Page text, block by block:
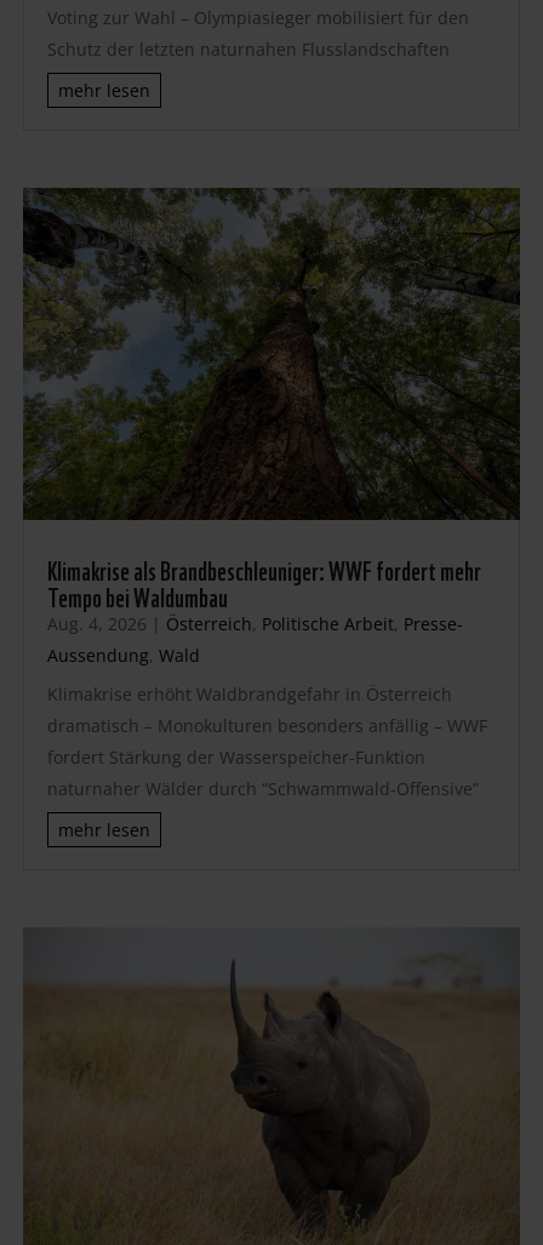
Voting zur Wahl – Olympiasieger mobilisiert für den
Schutz der letzten naturnahen Flusslandschaften
mehr lesen
Klimakrise als Brandbeschleuniger: WWF fordert mehr
Tempo bei Waldumbau
Aug. 4, 2026 | Österreich, Politische Arbeit, Presse-
Aussendung, Wald
Klimakrise erhöht Waldbrandgefahr in Österreich
dramatisch – Monokulturen besonders anfällig – WWF
fordert Stärkung der Wasserspeicher-Funktion
naturnaher Wälder durch “Schwammwald-Offensive”
mehr lesen